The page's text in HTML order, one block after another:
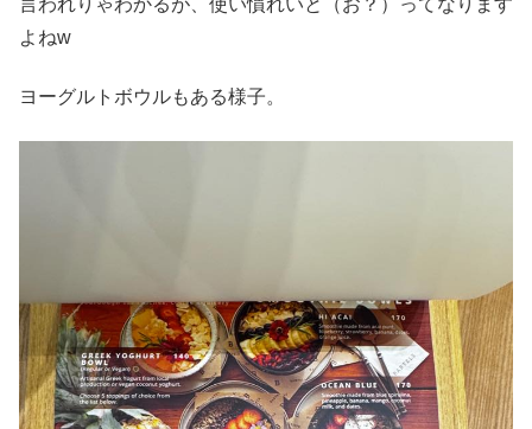
よねw
ヨーグルトボウルもある様子。